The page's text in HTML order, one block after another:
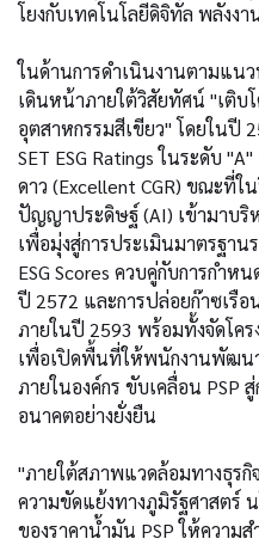
โยงกับเทคโนโลยีดิจิทัล พลังง
ในด้านการดำเนินงานตามแนว
เดินหน้าภายใต้วิสัยทัศน์ "เติบ
อุตสาหกรรมสีเขียว" โดยในปี
SET ESG Ratings ในระดับ
ดาว (Excellent CGR) ขณะที่
ปัญญาประดิษฐ์ (AI) เข้ามาบริ
เพื่อมุ่งสู่การประเมินมาตรฐาน
ESG Scores ควบคู่กับการกำ
ปี 2572 และการปล่อยก๊าซเรื
ภายในปี 2593 พร้อมทั้งจัดโคร
เพื่อเปิดพื้นที่ให้พนักงานพัฒน
ภายในองค์กร ขับเคลื่อน PSP
อนาคตอย่างยั่งยืน
"ภายใต้สภาพแวดล้อมทางธุร
ความขัดแย้งทางภูมิรัฐศาสตร์
ของราคาน้ำมัน PSP ให้ความ